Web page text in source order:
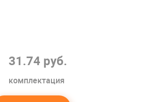
комплектация
31.74 руб.